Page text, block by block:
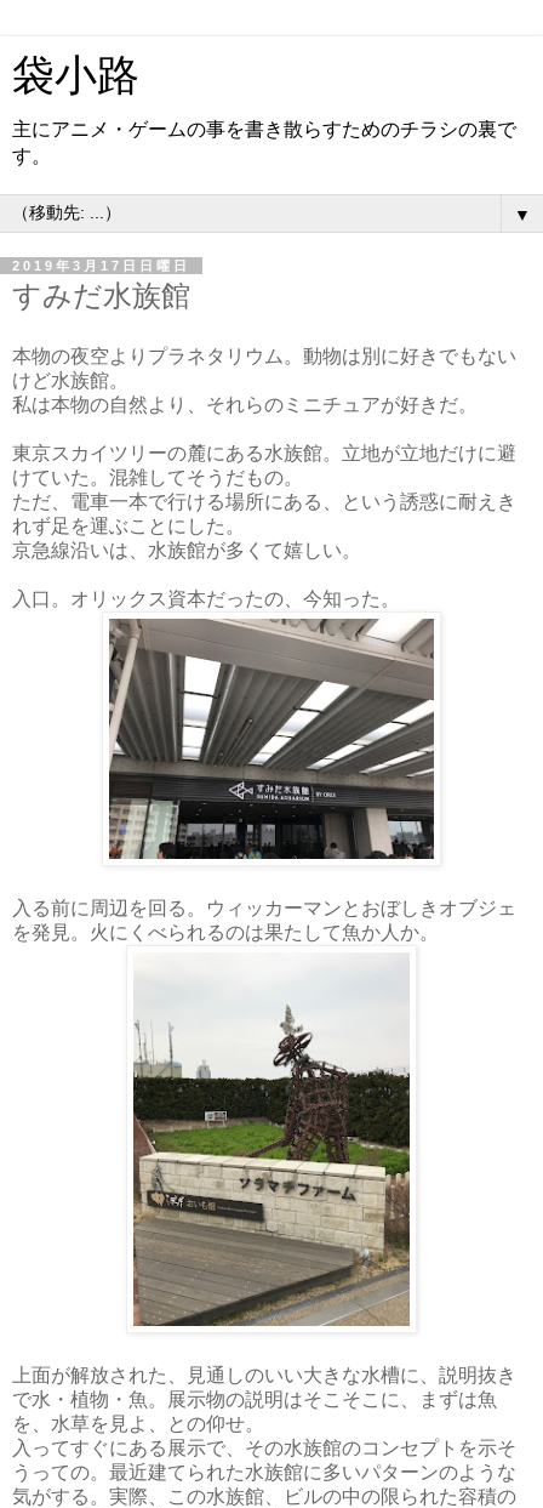
袋小路
主にアニメ・ゲームの事を書き散らすためのチラシの裏で
す。
▼
2019年3月17日日曜日
すみだ水族館
本物の夜空よりプラネタリウム。動物は別に好きでもない
けど水族館。
私は本物の自然より、それらのミニチュアが好きだ。
東京スカイツリーの麓にある水族館。立地が立地だけに避
けていた。混雑してそうだもの。
ただ、電車一本で行ける場所にある、という誘惑に耐えき
れず足を運ぶことにした。
京急線沿いは、水族館が多くて嬉しい。
入口。オリックス資本だったの、今知った。
入る前に周辺を回る。ウィッカーマンとおぼしきオブジェ
を発見。火にくべられるのは果たして魚か人か。
上面が解放された、見通しのいい大きな水槽に、説明抜き
で水・植物・魚。展示物の説明はそこそこに、まずは魚
を、水草を見よ、との仰せ。
入ってすぐにある展示で、その水族館のコンセプトを示そ
うっての。最近建てられた水族館に多いパターンのような
気がする。実際、この水族館、ビルの中の限られた容積の